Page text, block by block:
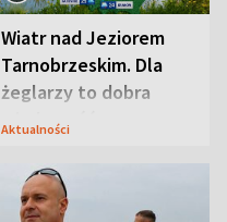
Wiatr nad Jeziorem
Tarnobrzeskim. Dla
żeglarzy to dobra
wiadomość
Aktualności